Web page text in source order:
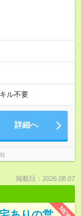
ル不要
詳細へ
掲載日：2026.08.07
NEW